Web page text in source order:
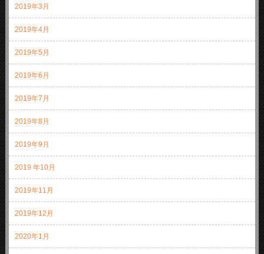
2019年3月
2019年4月
2019年5月
2019年6月
2019年7月
2019年8月
2019年9月
2019 年10月
2019年11月
2019年12月
2020年1月